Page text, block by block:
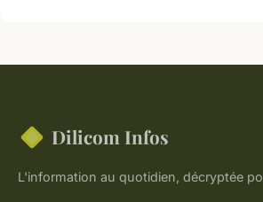
Dilicom Infos
L'information au quotidien, décryptée